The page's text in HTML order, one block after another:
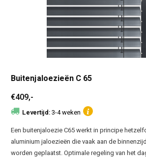
Buitenjaloezieën C 65
€409,-
Levertijd:3-4 weken
Een buitenjaloezie C65 werkt in principe
aluminium jaloezieën die vaak aan de
worden geplaatst. Optimale regeling van het